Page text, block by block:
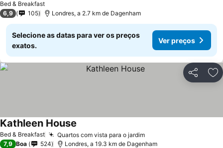
Bed & Breakfast
6,9 105 Londres, a 2.7 km de Dagenham
Selecione as datas para ver os preços
exatos.
Ver preços
Partilhar
Bed & Breakfast Quartos com vista para o jardim
Kathleen House
7,9 Boa 524 Londres, a 19.3 km de Dagenham